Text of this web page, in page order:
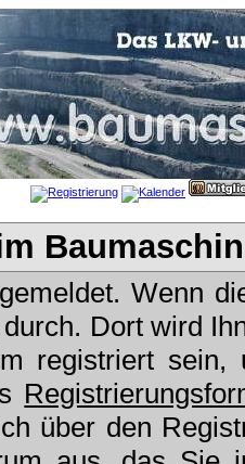
Wenn
durch. Dort wird
registriert
über den